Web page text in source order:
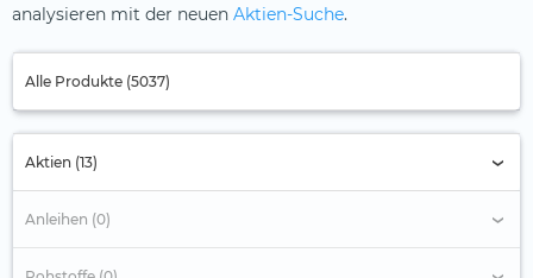
analysieren mit der neuen Aktien-Suche.
Alle Produkte (5037)
Aktien (13)
Anleihen (0)